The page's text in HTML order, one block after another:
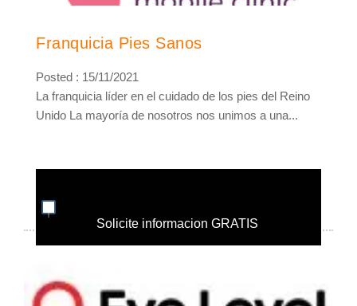
Franquicia Pies Sanos
Posted : 15/11/2021
La franquicia líder en el cuidado de los pies del Reino
Unido La mayoría de nosotros nos unimos a una...
Solicite informacion GRATIS